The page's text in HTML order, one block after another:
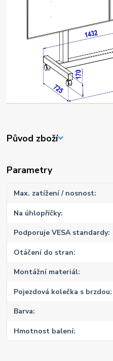
Původ zboží
Parametry
Max. zatížení / nosnost
Na úhlopříčky
Podporuje VESA standardy
Otáčení do stran
Montážní materiál
Pojezdová kolečka s brzdou
Barva
Hmotnost balení